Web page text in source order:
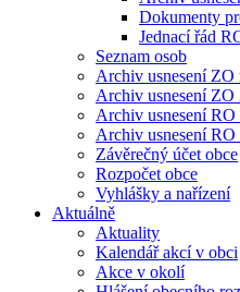
Dokumenty
Jednací řád
Seznam osob
Archiv usnesení ZO
Archiv usnesení ZO
Archiv usnesení
Archiv usnesení
Závěrečný účet obce
Rozpočet obce
Vyhlášky a nařízení
Aktuálně
Aktuality
Kalendář akcí v obci
Akce v okolí